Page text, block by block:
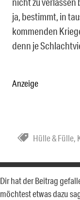
ja, bestimmt, in
kommenden
denn je
Anzeige
Hülle & Fülle,
Dir hat der Beitrag
möchtest etwas dazu